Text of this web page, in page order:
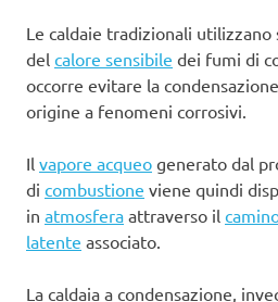
Le caldaie tradizionali utilizzano
del calore sensibile dei fumi di
occorre evitare la
origine a fenomeni corrosivi.
Il vapore acqueo generato dal
di combustione viene quindi
in atmosfera attraverso il
latente associato.
La caldaia a condensazione,